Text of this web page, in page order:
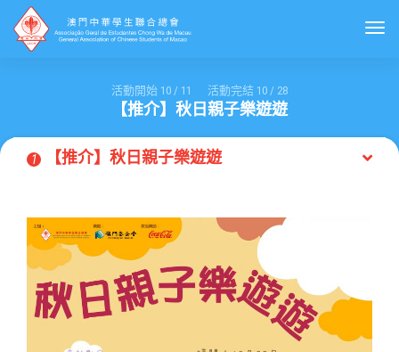
活動開始 10 / 11 活動完結 10 / 28
【推介】秋日親子樂遊遊
1 【推介】秋日親子樂遊遊